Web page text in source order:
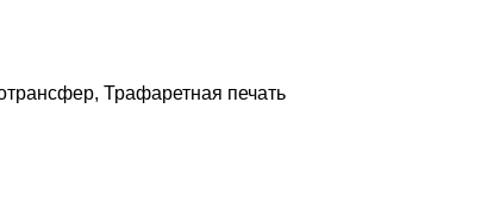
Трафаретная печать